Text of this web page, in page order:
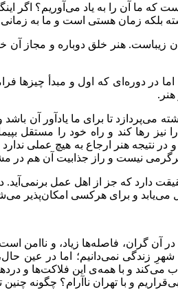
که ما آن را به یاد می‌آوریم؟ اگر
بلکه زمان هستی است و ما به
زیباست. هنر خلق دوباره و مجاز
در دوره‌ای که اول و مبدأ
تا برای ما یادآور آن باشد
نیز رها کند و راه خود را مستقل
هنر ارجاع به هیچ عملی ندارد
نیست و راز جذابیت آن هم در
که جز از اهل عمل برنمی‌آید.
می‌یابد و برای هرکسی امکان‌پذیر
فاصله‌ها زیاد، و ناامن است؛
شهرِ زندگی نمی‌دانیم؛ اما در عین
می‌کند و با همه‌ی این فلاکت‌ها و
و با تهران ناآرام؟ چگونه